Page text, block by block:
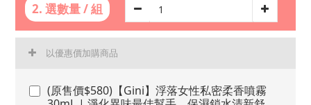
2. 選數量 / 組
以優惠價加購商品
(原售價$580)【Gini】浮落女性私密柔香噴霧